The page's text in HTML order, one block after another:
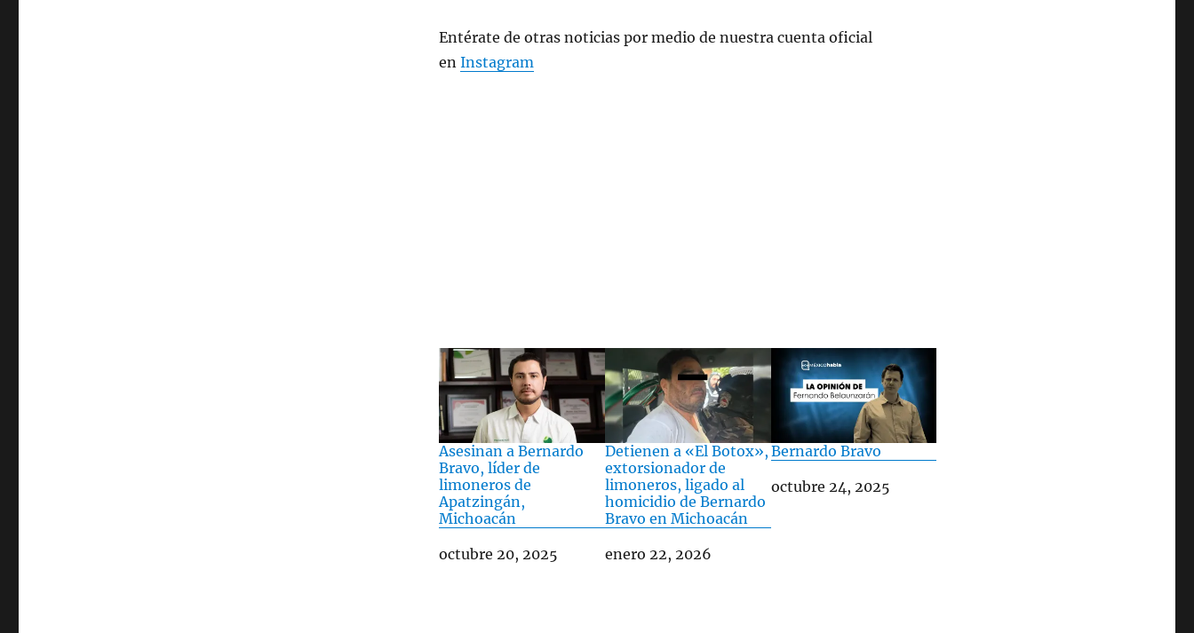
Entérate de otras noticias por medio de nuestra cuenta oficial
enInstagram
Asesinan a Bernardo
Bravo, líder de
limoneros de
Apatzingán,
Michoacán
Fecha
octubre 20, 2025
Detienen a «El Botox»,
extorsionador de
limoneros, ligado al
homicidio de Bernardo
Bravo en Michoacán
Fecha
enero 22, 2026
Bernardo Bravo
Fecha
octubre 24, 2025